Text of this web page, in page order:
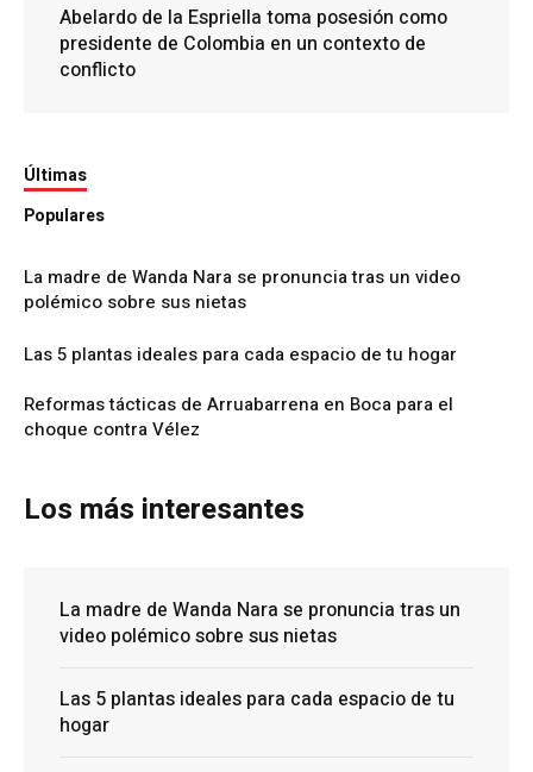
Abelardo de la Espriella toma posesión como
presidente de Colombia en un contexto de
conflicto
Últimas
Populares
La madre de Wanda Nara se pronuncia tras un video
polémico sobre sus nietas
Las 5 plantas ideales para cada espacio de tu hogar
Reformas tácticas de Arruabarrena en Boca para el
choque contra Vélez
Los más interesantes
La madre de Wanda Nara se pronuncia tras un
video polémico sobre sus nietas
Las 5 plantas ideales para cada espacio de tu
hogar